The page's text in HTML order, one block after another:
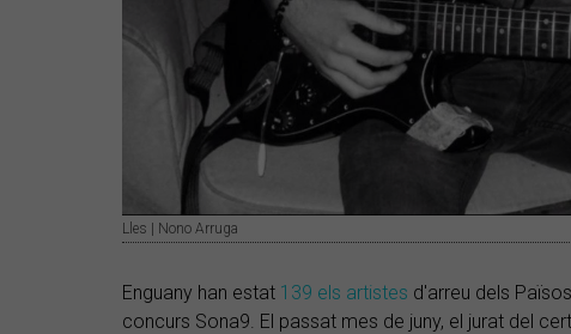
Lles | Nono Arruga
Enguany han estat 139 els artistes d'arreu dels
concurs Sona9. El passat mes de juny, el jurat del